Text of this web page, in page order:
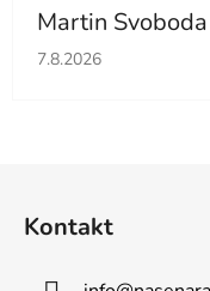
Martin Svoboda
Hodnocení obchodu
7.8.2026
Kontakt